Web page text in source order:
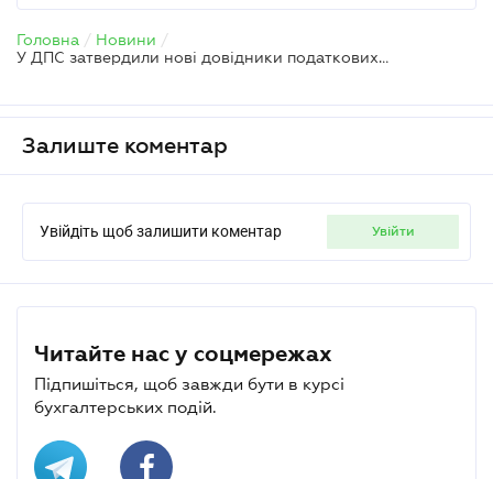
Головна / Новини /
У ДПС затвердили нові довідники податкових пільг
Залиште коментар
Увійдіть щоб залишити коментар увійти
Читайте нас у соцмережах
Підпишіться, щоб завжди бути в курсі
бухгалтерських подій.